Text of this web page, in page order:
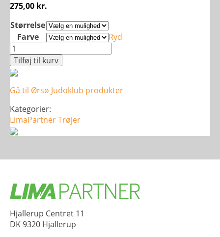
275,00 kr.
Størrelse
Farve
Ryd
Basic
Cardigan
-
Børn
antal
Tilføj til kurv
Gå til Ørsø Judoklub produkter
Kategorier:
LimaPartnerTrøjer
Hjallerup Centret 11
DK 9320 Hjallerup